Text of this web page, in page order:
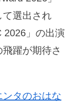
て選出され
2026」の出演
躍が期待さ
ンタのおはな